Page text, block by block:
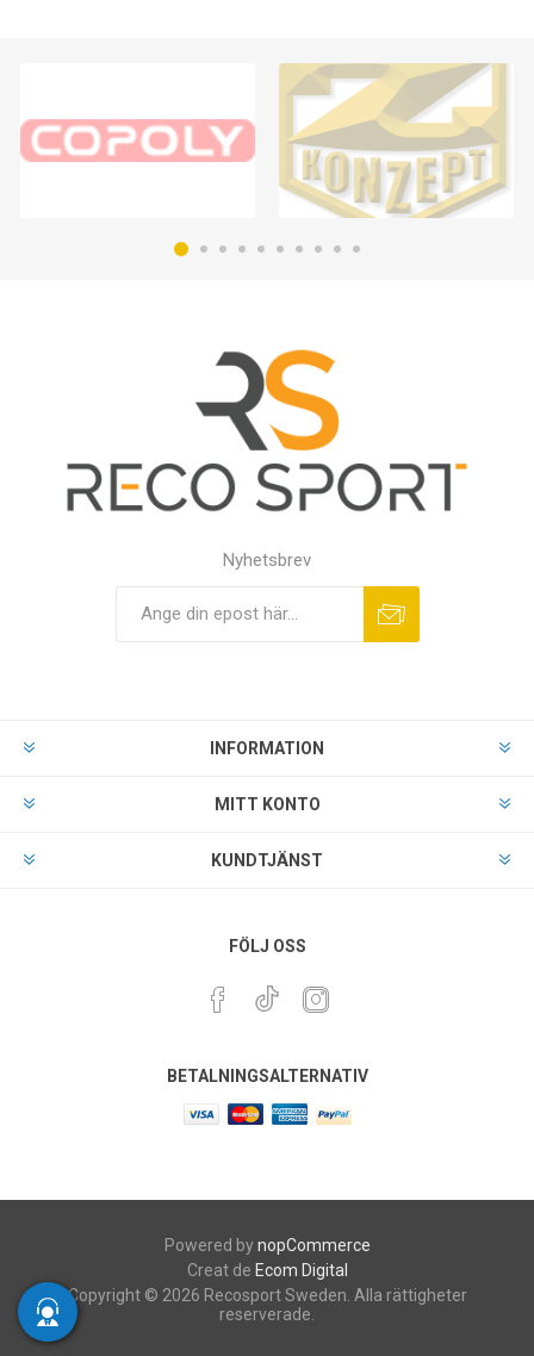
Nyhetsbrev
INFORMATION
MITT KONTO
KUNDTJÄNST
FÖLJ OSS
BETALNINGSALTERNATIV
Powered bynopCommerce
Creat de Ecom Digital
Copyright © 2026 Recosport Sweden. Alla rättigheter
reserverade.